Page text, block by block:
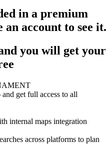
in a premium
account to see it.
you will get your
get full access to all
internal maps integration
across platforms to plan